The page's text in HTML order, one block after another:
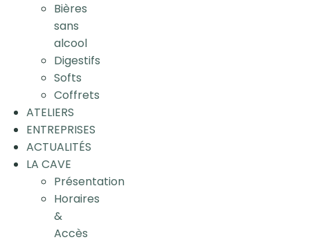
Bières
sans
alcool
Digestifs
Softs
Coffrets
ATELIERS
ENTREPRISES
ACTUALITÉS
LA CAVE
Présentation
Horaires
&
Accès